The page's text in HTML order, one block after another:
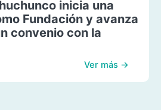
inicia una
Fundación y avanza
convenio con la
Ver más →